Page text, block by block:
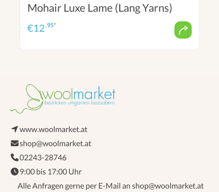
Mohair Luxe Lame (Lang Yarns)
€12.95*
www.woolmarket.at
shop@woolmarket.at
02243-28746
9:00 bis 17:00 Uhr
Alle Anfragen gerne per E-Mail an shop@woolmarket.at